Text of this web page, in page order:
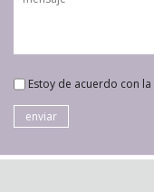
Estoy de acuerdo con la
enviar